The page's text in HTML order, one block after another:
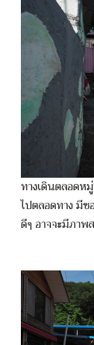
ทางเดินตลอดห
ไปตลอดทาง มีซ
ดีๆ อาจจะมีภา